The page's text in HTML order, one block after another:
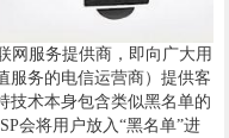
网服务提供商，即向广大用
服务的电信运营商）提供客
技术本身包含类似黑名单的
会将用户放入“黑名单”进